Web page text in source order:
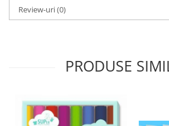
Review-uri(0)
PRODUSE